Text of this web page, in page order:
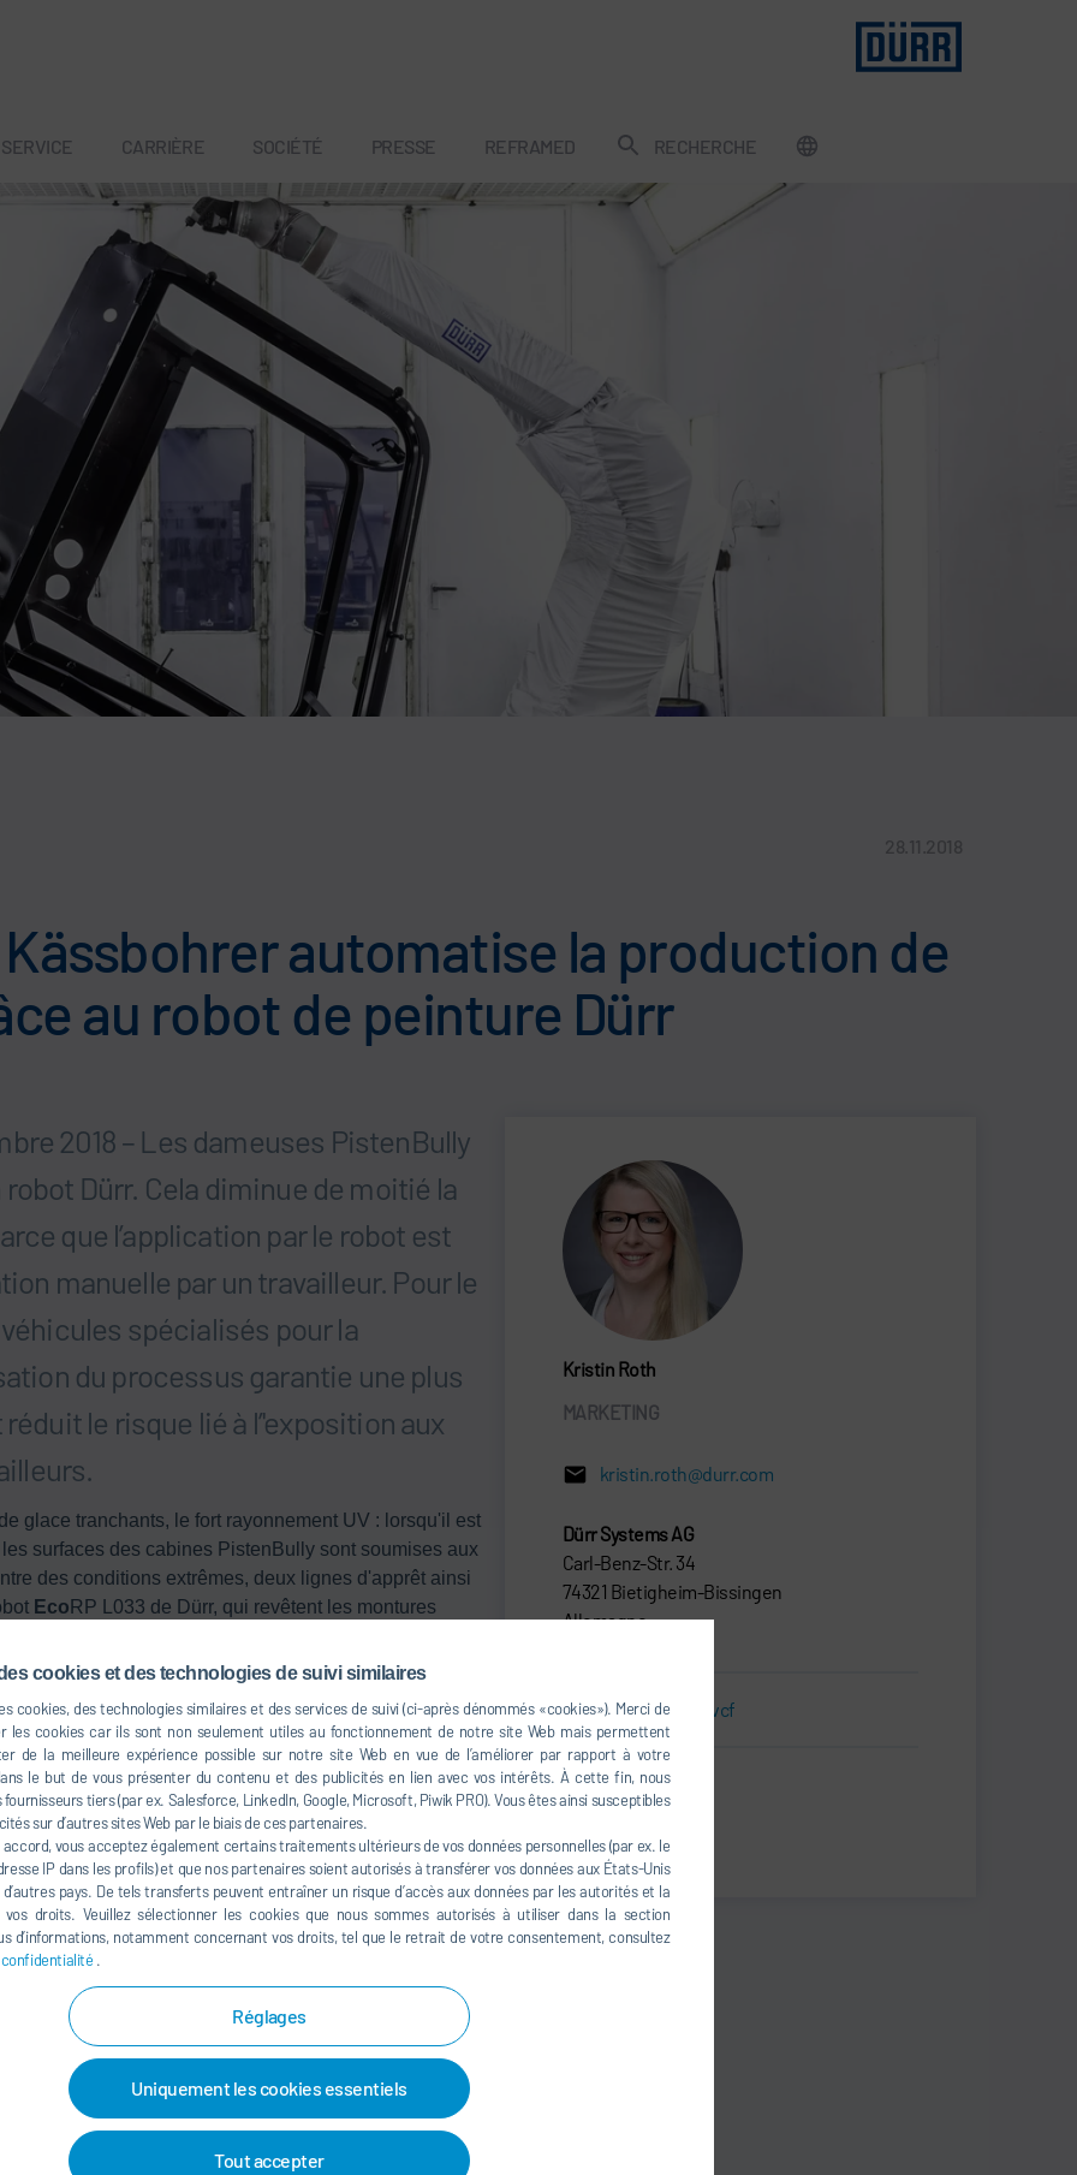
cookies et des technologies de suivi similaires
cookies, des technologies similaires et des services de suivi (ci-après dénommés «cookies»). Merci de
les cookies car ils sont non seulement utiles au fonctionnement de notre site Web mais permettent
de la meilleure expérience possible sur notre site Web en vue de l’améliorer par rapport à votre
le but de vous présenter du contenu et des publicités en lien avec vos intérêts. À cette fin, nous
tiers (par ex. Salesforce, LinkedIn, Google, Microsoft, Piwik PRO). Vous êtes ainsi susceptibles
sur d’autres sites Web par le biais de ces partenaires.
vous acceptez également certains traitements ultérieurs de vos données personnelles (par ex. le
IP dans les profils) et que nos partenaires soient autorisés à transférer vos données aux États-Unis
pays. De tels transferts peuvent entraîner un risque d’accès aux données par les autorités et la
droits. Veuillez sélectionner les cookies que nous sommes autorisés à utiliser dans la section
d’informations, notamment concernant vos droits, tel que le retrait de votre consentement, consultez
.
Réglages
Uniquement les cookies essentiels
Tout accepter
SERVICE CARRIÈRE SOCIÉTÉ PRESSE REFRAMED RECHERCHE
28.11.2018
automatise la production de
au robot de peinture Dürr
2018 – Les dameuses PistenBully
Dürr. Cela diminue de moitié la
que l’application par le robot est
manuelle par un travailleur. Pour le
spécialisés pour la
du processus garantie une plus
le risque lié à l’'exposition aux
glace tranchants, le fort rayonnement UV : lorsqu'il est
surfaces des cabines PistenBully sont soumises aux
des conditions extrêmes, deux lignes d'apprêt ainsi
Eco RP L033 de Dürr, qui revêtent les montures
que prend le robot pour peindre une cabine est
à la main, cela nous fait gagner tellement de
notre production à 600 cabines par an
Geländefahrzeug AG au site Laupheim.
et reproductible atteinte par le robot garantit un gain
sont appliquées dans une cabine à combinaison.
d'apprêt comme liant et protection anticorrosion avec
La technologie de changement et de dosage
de réduire les pertes de peinture lors du
courts avec une consommation de solvant
avant la troisième étape de peinture,
convoyeur skid avec une plaque tournante et une
de la cabine et son bon positionnement pour le
de la cabine entièrement et veille également, par
contre la corrosion, ce qui s’effectue grâce à un bain
,. Cinq réservoirs à pression pour la couleur
l'alimentation en peinture.
Kristin Roth
MARKETING
kristin.roth@durr.com
Dürr Systems AG
Carl-Benz-Str. 34
74321 Bietigheim-Bissingen
Allemagne
Carte de visite.vcf
Print
Share